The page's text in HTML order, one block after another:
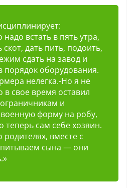
встать в пять утра,
дать пить, подоить,
сдать на завод и
порядок оборудования.
нелегка.-Но я не
в свое время оставил
и
форму на робу,
теперь сам себе хозяин.
родителях, вместе с
сына — они